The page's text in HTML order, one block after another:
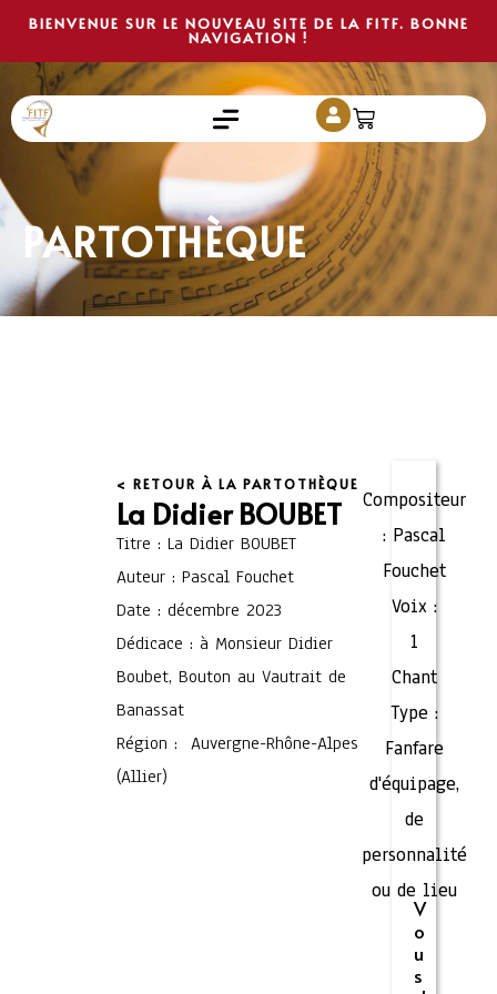
BIENVENUE SUR LE NOUVEAU SITE DE LA FITF. BONNE
NAVIGATION !
PARTOTHÈQUE
< RETOUR À LA PARTOTHÈQUE
La Didier BOUBET
Titre : La Didier BOUBET
Auteur : Pascal Fouchet
Date : décembre 2023
Dédicace : à Monsieur Didier
Boubet, Bouton au Vautrait de
Banassat
Région : Auvergne-Rhône-Alpes
(Allier)
Compositeur
: Pascal
Fouchet
Voix :
1
Chant
Type :
Fanfare
d'équipage,
de
personnalité
ou de lieu
V
o
u
s